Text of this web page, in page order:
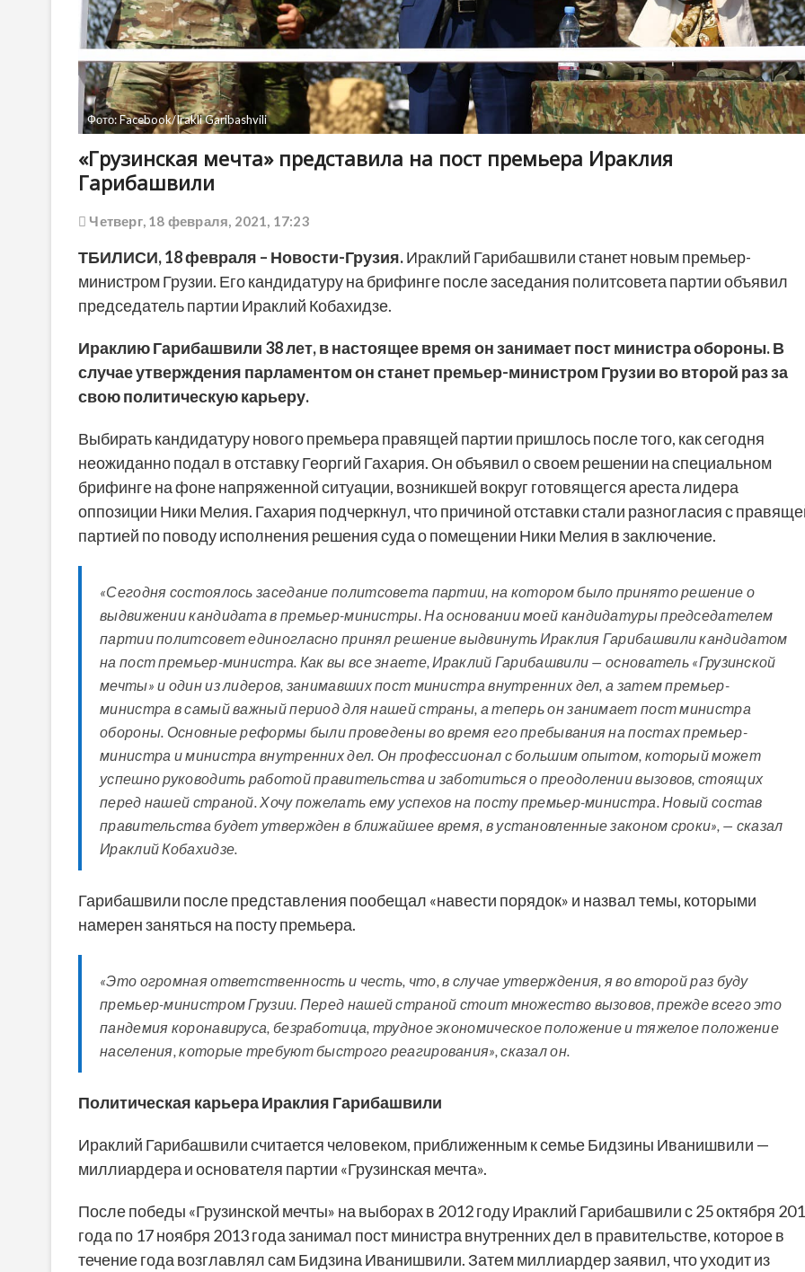
Фото: Facebook/Irakli Garibashvili
«Грузинская мечта» представила на пост премьера Ираклия
Гарибашвили
Четверг, 18 февраля, 2021, 17:23
ТБИЛИСИ,18февраля – Новости-Грузия.Ираклий Гарибашвили станет новым премьер-
министром Грузии. Его кандидатуру на брифинге после заседания политсовета партии объявил
председатель партии Ираклий Кобахидзе.
Ираклию Гарибашвили 38 лет, в настоящее время он занимает пост министра обороны. В
случае утверждения парламентом он станет премьер-министром Грузии во второй раз за
свою политическую карьеру.
Выбирать кандидатуру нового премьера правящей партии пришлось после того, как сегодня
неожиданно подал в отставку Георгий Гахария. Он объявил о своем решении на специальном
брифинге на фоне напряженной ситуации, возникшей вокруг готовящегся ареста лидера
оппозиции Ники Мелия. Гахария подчеркнул, что причиной отставки стали разногласия с
партией по поводу исполнения решения суда о помещении Ники Мелия в заключение.
«Сегодня состоялось заседание политсовета партии, на котором было принято решение о
выдвижении кандидата в премьер-министры. На основании моей кандидатуры председателем
партии политсовет единогласно принял решение выдвинуть Ираклия Гарибашвили кандидатом
на пост премьер-министра. Как вы все знаете, Ираклий Гарибашвили — основатель «Грузинской
мечты» и один из лидеров, занимавших пост министра внутренних дел, а затем премьер-
министра в самый важный период для нашей страны, а теперь он занимает пост министра
обороны. Основные реформы были проведены во время его пребывания на постах премьер-
министра и министра внутренних дел. Он профессионал с большим опытом, который может
успешно руководить работой правительства и заботиться о преодолении вызовов, стоящих
перед нашей страной. Хочу пожелать ему успехов на посту премьер-министра. Новый состав
правительства будет утвержден в ближайшее время, в установленные законом сроки», — сказал
Ираклий Кобахидзе.
Гарибашвили после представления пообещал «навести порядок» и назвал темы, которыми
намерен заняться на посту премьера.
«Это огромная ответственность и честь, что, в случае утверждения, я во второй раз буду
премьер-министром Грузии. Перед нашей страной стоит множество вызовов, прежде всего это
пандемия коронавируса, безработица, трудное экономическое положение и тяжелое положение
населения, которые требуют быстрого реагирования», сказал он.
Политическая карьера Ираклия Гарибашвили
Ираклий Гарибашвили считается человеком, приближенным к семье Бидзины Иванишвили —
миллиардера и основателя партии «Грузинская мечта».
После победы «Грузинской мечты» на выборах в 2012 году Ираклий Гарибашвили с 25 октября
года по 17 ноября 2013 года занимал пост министра внутренних дел в правительстве, которое в
течение года возглавлял сам Бидзина Иванишвили. Затем миллиардер заявил, что уходит из